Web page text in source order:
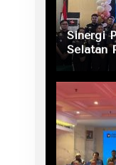
Sinergi
Selatan